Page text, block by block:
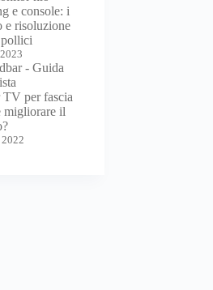
e console: i
e risoluzione
per fascia
migliorare il